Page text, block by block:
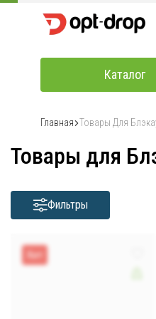
Каталог
Главная Товары Для
Товары для
Фильтры
Хит